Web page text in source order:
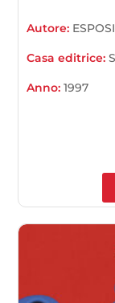
Autore:
Casa editrice:
Anno:1997